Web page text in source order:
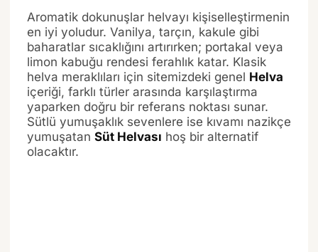
Aromatik dokunuşlar helvayı kişiselleştirmenin
en iyi yoludur. Vanilya, tarçın, kakule gibi
baharatlar sıcaklığını artırırken; portakal veya
limon kabuğu rendesi ferahlık katar. Klasik
helva meraklıları için sitemizdeki genel Helva
içeriği, farklı türler arasında karşılaştırma
yaparken doğru bir referans noktası sunar.
Sütlü yumuşaklık sevenlere ise kıvamı nazikçe
yumuşatan Süt Helvası hoş bir alternatif
olacaktır.